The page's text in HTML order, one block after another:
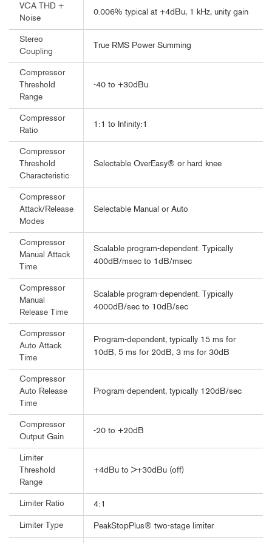
VCA THD +
Noise
0.006% typical at +4dBu, 1 kHz, unity gain
Stereo
Coupling
True RMS Power Summing
Compressor
Threshold
Range
-40 to +30dBu
Compressor
Ratio
1:1 to Infinity:1
Compressor
Threshold
Characteristic
Selectable OverEasy® or hard knee
Compressor
Attack/Release
Modes
Selectable Manual or Auto
Compressor
Manual Attack
Time
Scalable program-dependent. Typically
400dB/msec to 1dB/msec
Compressor
Manual
Release Time
Scalable program-dependent. Typically
4000dB/sec to 10dB/sec
Compressor
Auto Attack
Time
Program-dependent, typically 15 ms for
10dB, 5 ms for 20dB, 3 ms for 30dB
Compressor
Auto Release
Time
Program-dependent, typically 120dB/sec
Compressor
Output Gain
-20 to +20dB
Limiter
Threshold
Range
+4dBu to >+30dBu (off)
Limiter Ratio 4:1
Limiter Type PeakStopPlus® two-stage limiter